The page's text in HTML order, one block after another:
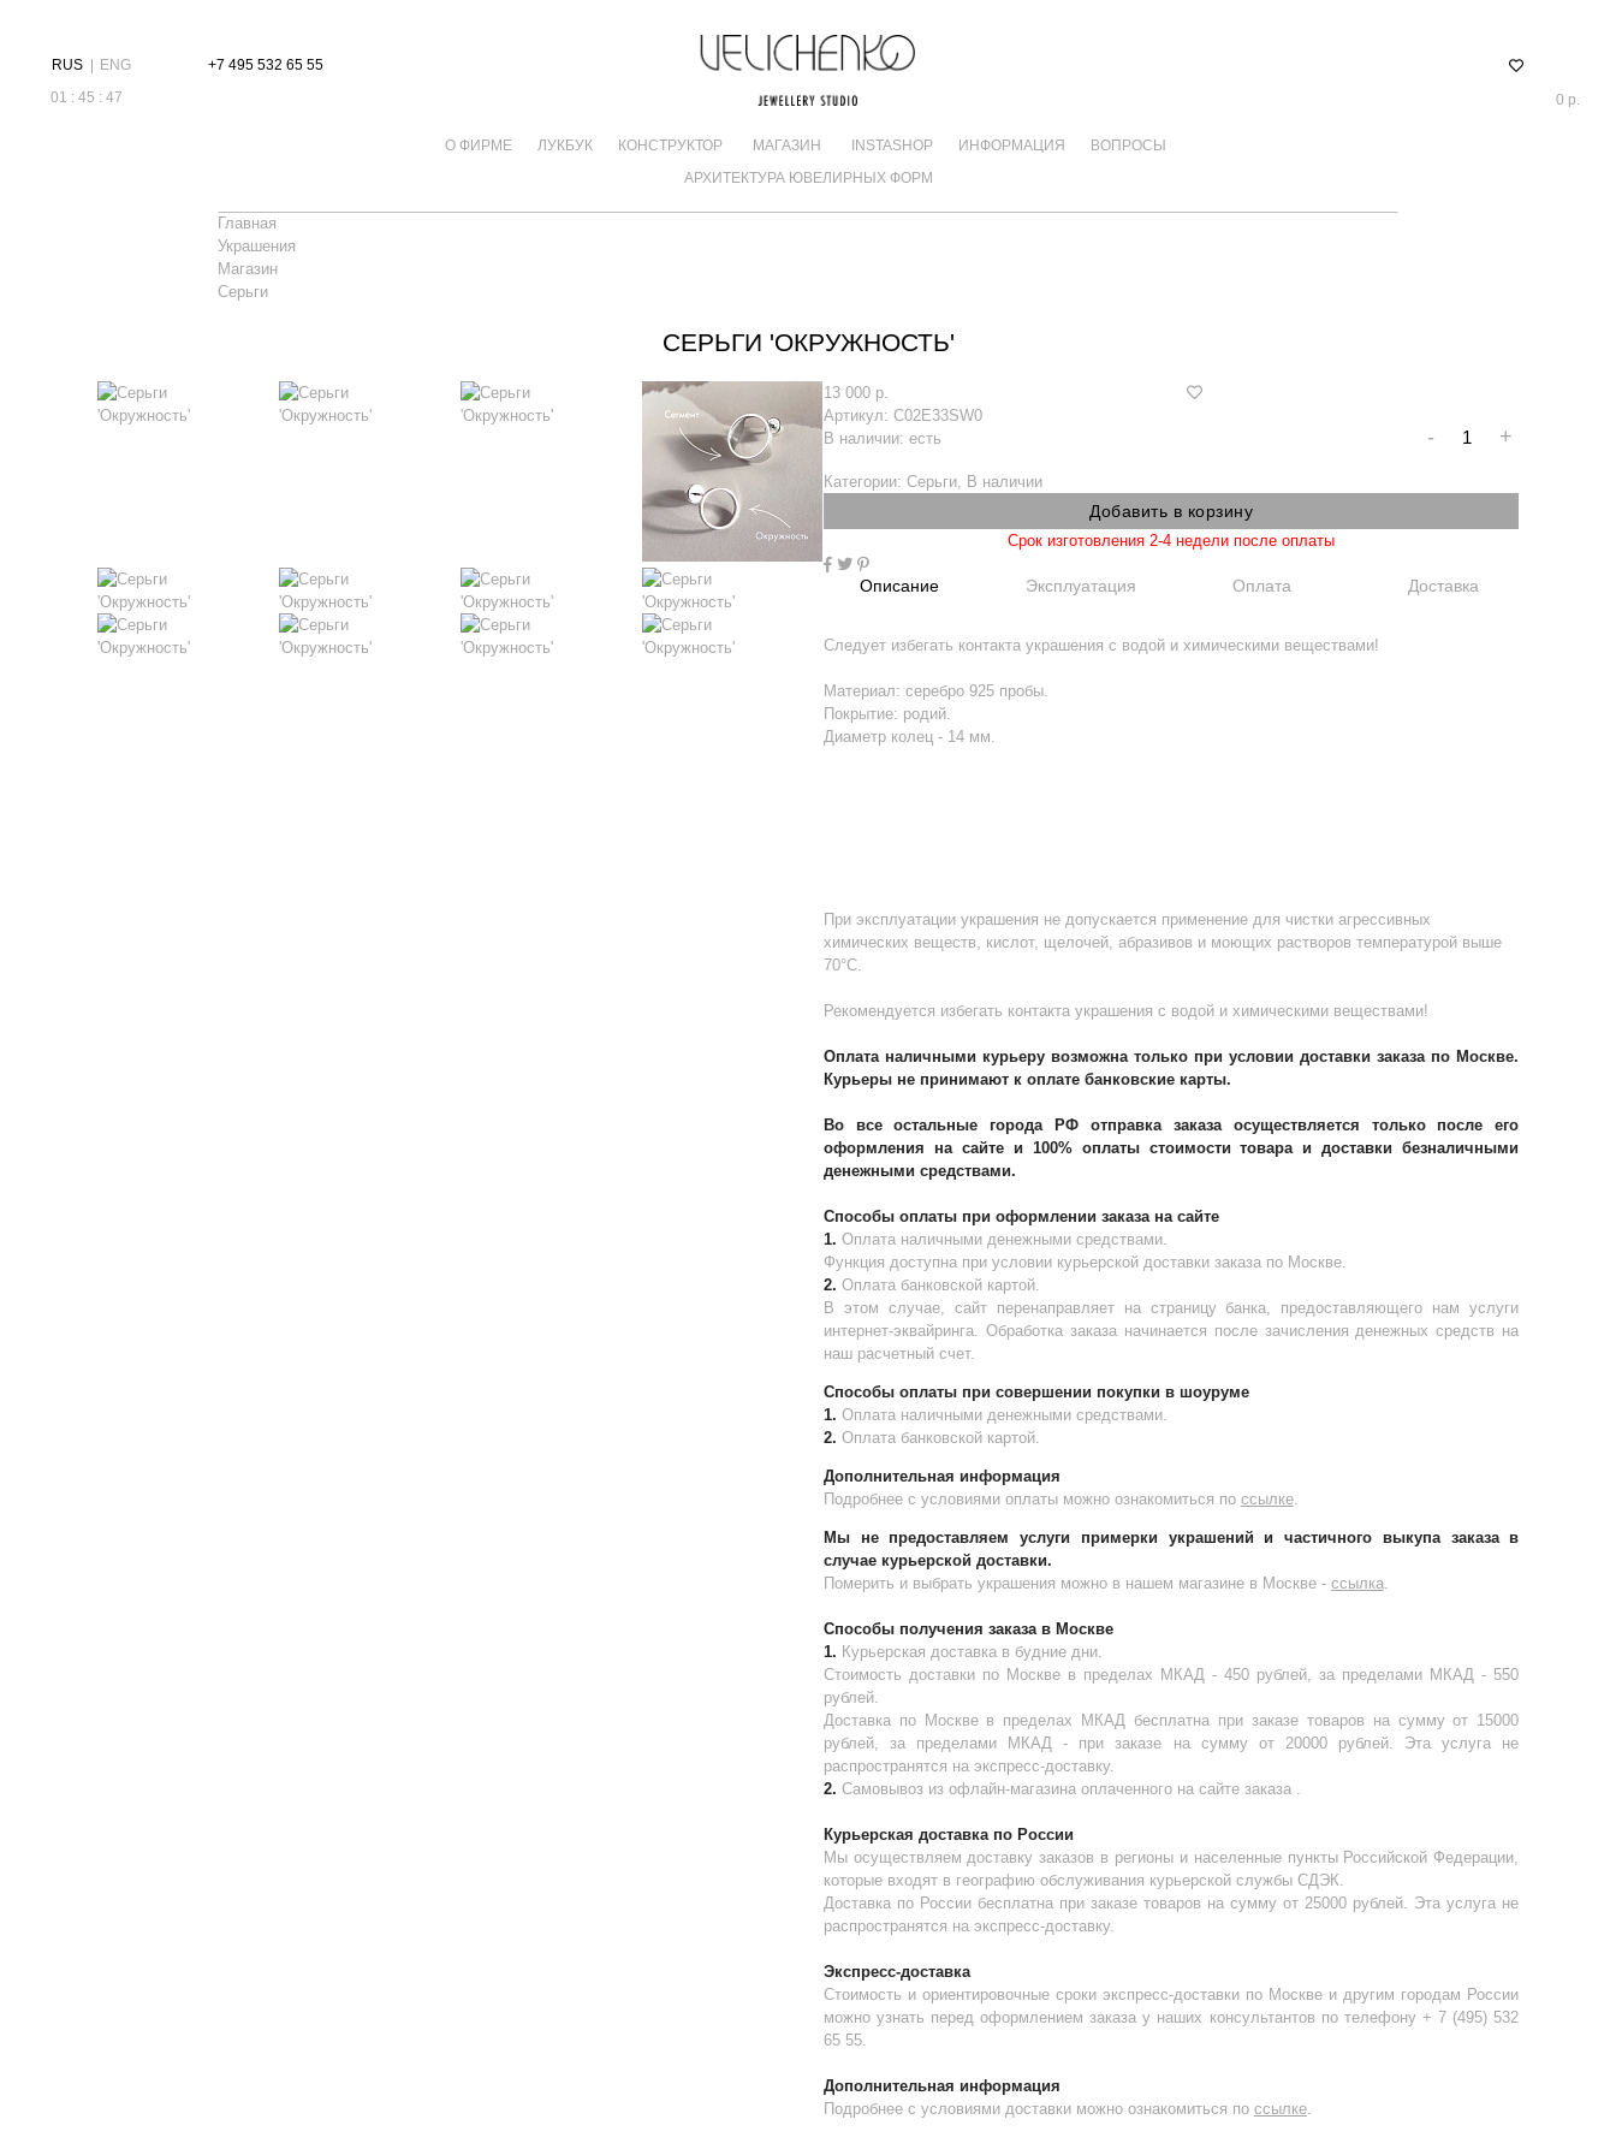
RUS
ENG
01 : 45 : 47
+7 495 532 65 55
0 р.
О ФИРМЕ ЛУКБУК КОНСТРУКТОР МАГАЗИН INSTASHOP ИНФОРМАЦИЯ
ВОПРОСЫ
АРХИТЕКТУРА ЮВЕЛИРНЫХ ФОРМ
Главная
Украшения
Магазин
Серьги
СЕРЬГИ 'ОКРУЖНОСТЬ'
13 000 р.
Артикул: С02E33SW0
В наличии: есть - +
Категории: Серьги, В наличии
Добавить в корзину
Срок изготовления 2-4 недели после оплаты
Описание Эксплуатация Оплата Доставка
Следует избегать контакта украшения с водой и химическими веществами!
Материал: серебро 925 пробы.
Покрытие: родий.
Диаметр колец - 14 мм.
При эксплуатации украшения не допускается применение для чистки агрессивных
химических веществ, кислот, щелочей, абразивов и моющих растворов температурой выше
70°С.
Рекомендуется избегать контакта украшения с водой и химическими веществами!
Оплата наличными курьеру возможна только при условии доставки заказа по Москве.
Курьеры не принимают к оплате банковские карты.
Во все остальные города РФ отправка заказа осуществляется только после его
оформления на сайте и 100% оплаты стоимости товара и доставки безналичными
денежными средствами.
Способы оплаты при оформлении заказа на сайте
1. Оплата наличными денежными средствами.
Функция доступна при условии курьерской доставки заказа по Москве.
2. Оплата банковской картой.
В этом случае, сайт перенаправляет на страницу банка, предоставляющего нам услуги
интернет-эквайринга. Обработка заказа начинается после зачисления денежных средств на
наш расчетный счет.
Способы оплаты при совершении покупки в шоуруме
1. Оплата наличными денежными средствами.
2. Оплата банковской картой.
Дополнительная информация
Подробнее с условиями оплаты можно ознакомиться по ссылке.
Мы не предоставляем услуги примерки украшений и частичного выкупа заказа в
случае курьерской доставки.
Померить и выбрать украшения можно в нашем магазине в Москве - ссылка.
Способы получения заказа в Москве
1. Курьерская доставка в будние дни.
Стоимость доставки по Москве в пределах МКАД - 450 рублей, за пределами МКАД - 550
рублей.
Доставка по Москве в пределах МКАД бесплатна при заказе товаров на сумму от 15000
рублей, за пределами МКАД - при заказе на сумму от 20000 рублей. Эта услуга не
распространятся на экспресс-доставку.
2. Самовывоз из офлайн-магазина оплаченного на сайте заказа .
Курьерская доставка по России
Мы осуществляем доставку заказов в регионы и населенные пункты Российской Федерации,
которые входят в географию обслуживания курьерской службы СДЭК.
Доставка по России бесплатна при заказе товаров на сумму от 25000 рублей. Эта услуга не
распространятся на экспресс-доставку.
Экспресс-доставка
Стоимость и ориентировочные сроки экспресс-доставки по Москве и другим городам России
можно узнать перед оформлением заказа у наших консультантов по телефону + 7 (495) 532
65 55.
Дополнительная информация
Подробнее с условиями доставки можно ознакомиться по ссылке.